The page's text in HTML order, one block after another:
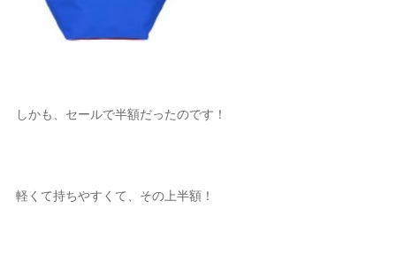
しかも、セールで半額だったのです！
軽くて持ちやすくて、その上半額！